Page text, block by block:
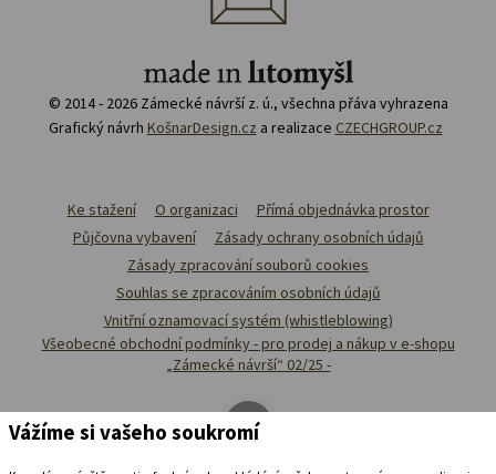
© 2014 - 2026 Zámecké návrší z. ú., všechna přáva vyhrazena
Grafický návrh KošnarDesign.cz a realizace CZECHGROUP.cz
Ke stažení O organizaci
Přímá objednávka prostor
Půjčovna vybavení
Zásady ochrany osobních údajů
Zásady zpracování souborů cookies
Souhlas se zpracováním osobních údajů
Vnitřní oznamovací systém (whistleblowing)
Všeobecné obchodní podmínky - pro prodej a nákup v e-shopu
„Zámecké návrší“ 02/25 -
Vážíme si vašeho soukromí